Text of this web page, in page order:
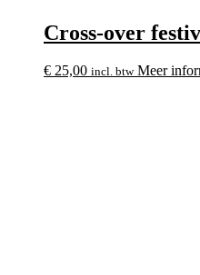
Cross-over
€ 25,00 incl. btw Meer